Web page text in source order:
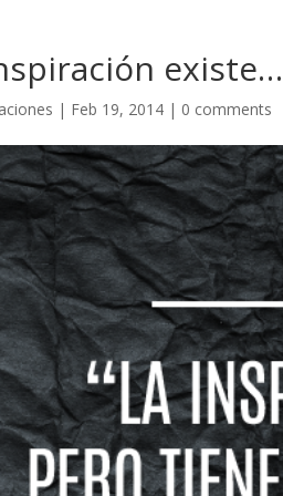
existe…
| Feb 19, 2014 | 0 comments